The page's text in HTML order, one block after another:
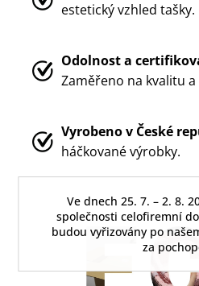
Ve dnech 25. 7. – 2. 8.
společnosti celofiremní
budou vyřizovány po
za
estetický vzhled tašky.
Odolnost a
Zaměřeno na kvalitu
Vyrobeno v České
háčkované výrobky.